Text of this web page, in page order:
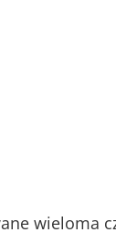
wieloma